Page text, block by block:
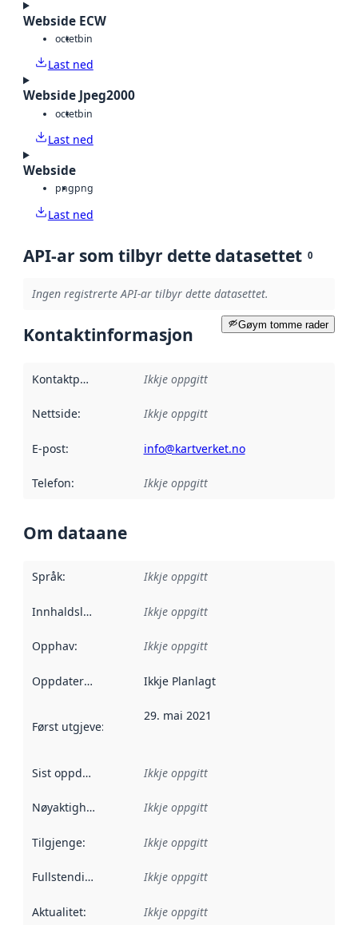
Webside ECW
octetbin
Last ned
Webside Jpeg2000
octetbin
Last ned
Webside
pngpng
Last ned
API-ar som tilbyr dette datasettet 0
Ingen registrerte API-ar tilbyr dette datasettet.
Gøym tomme rader
Kontaktinformasjon
Kontaktpunkt Ikkje oppgitt
Nettside: Ikkje oppgitt
E-post: info@kartverket.no
Telefon: Ikkje oppgitt
Om dataane
Språk: Ikkje oppgitt
Innhaldsleverandørar :
Ikkje oppgitt
Opphav: Ikkje oppgitt
Oppdateringsfrekvens :
Ikkje Planlagt
Først utgjeve:
29. mai 2021
Sist oppdatert Ikkje oppgitt
Nøyaktigheit Ikkje oppgitt
Tilgjenge: Ikkje oppgitt
Fullstendigheit Ikkje oppgitt
Aktualitet: Ikkje oppgitt